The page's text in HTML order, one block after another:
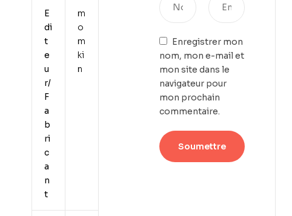
E
di
t
e
u
r/
F
a
b
ri
c
a
n
t
m
o
m
ki
n
Enregistrer mon
nom, mon e-mail et
mon site dans le
navigateur pour
mon prochain
commentaire.